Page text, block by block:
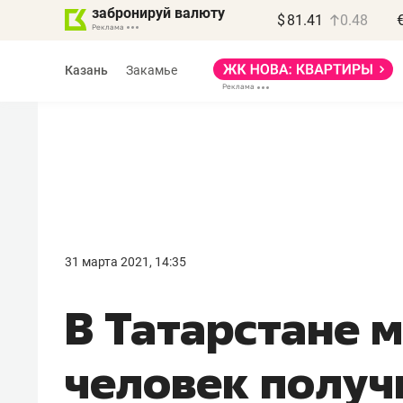
забронируй валюту $ 81.41 0.48
Казань Закамье
31 марта 2021, 14:35
В Татарстане
человек
правил, бизнес может
потерять минимум